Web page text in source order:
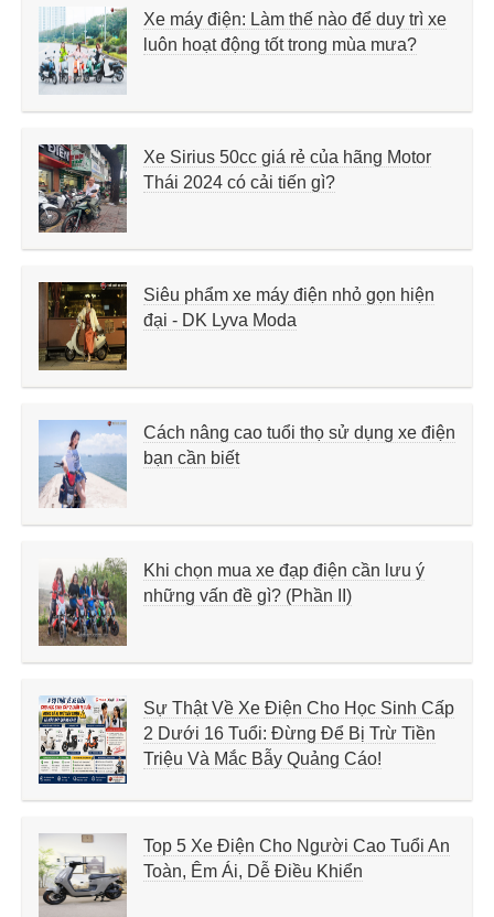
Xe máy điện: Làm thế nào để duy trì xe
luôn hoạt động tốt trong mùa mưa?
Xe Sirius 50cc giá rẻ của hãng Motor
Thái 2024 có cải tiến gì?
Siêu phẩm xe máy điện nhỏ gọn hiện
đại - DK Lyva Moda
Cách nâng cao tuổi thọ sử dụng xe điện
bạn cần biết
Khi chọn mua xe đạp điện cần lưu ý
những vấn đề gì? (Phần II)
Sự Thật Về Xe Điện Cho Học Sinh Cấp
2 Dưới 16 Tuổi: Đừng Để Bị Trừ Tiền
Triệu Và Mắc Bẫy Quảng Cáo!
Top 5 Xe Điện Cho Người Cao Tuổi An
Toàn, Êm Ái, Dễ Điều Khiển